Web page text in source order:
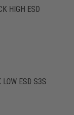
HIGH ESD
ESD S3S